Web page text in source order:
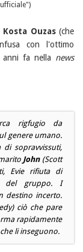
Kosta Ouzas(che
con l'ottimo
anni fa nella news
rigfugio da
genere umano.
sopravvissuti,
John(Scott
Evierifiuta di
del gruppo. I
destino incerto.
) ciò che pare
rapidamente
li inseguono.